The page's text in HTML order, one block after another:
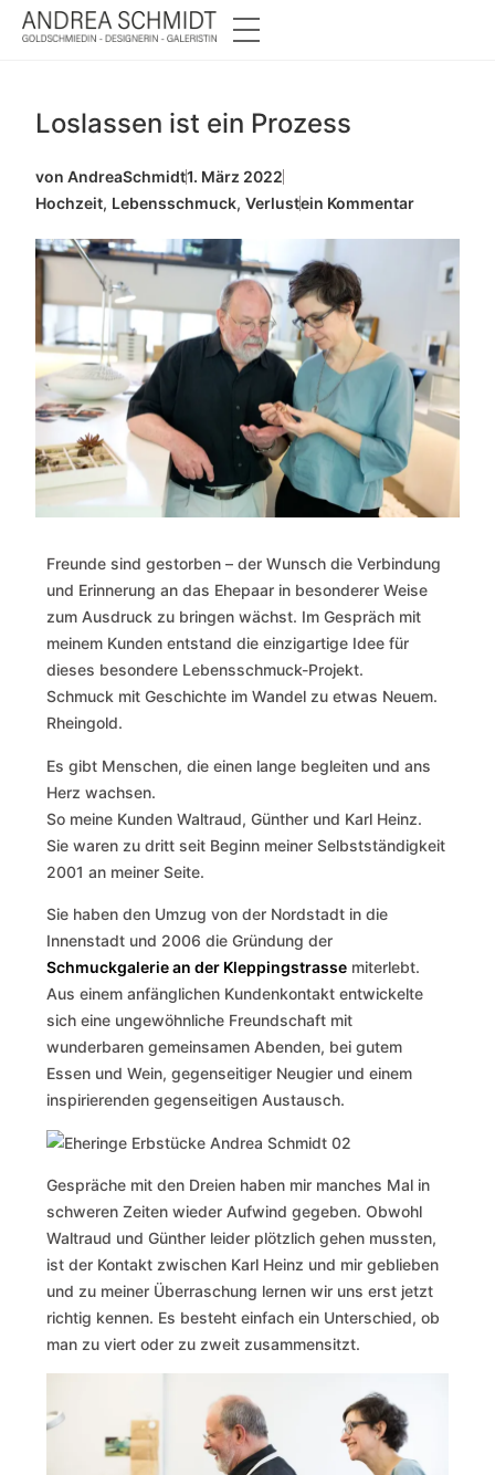
Loslassen ist ein Prozess
von AndreaSchmidt1. März 2022
Hochzeit, Lebensschmuck,Verlustein Kommentar
Freunde sind gestorben – der Wunsch die Verbindung
und Erinnerung an das Ehepaar in besonderer Weise
zum Ausdruck zu bringen wächst. Im Gespräch mit
meinem Kunden entstand die einzigartige Idee für
dieses besondere Lebensschmuck-Projekt.
Schmuck mit Geschichte im Wandel zu etwas Neuem.
Rheingold.
Es gibt Menschen, die einen lange begleiten und ans
Herz wachsen.
So meine Kunden Waltraud, Günther und Karl Heinz.
Sie waren zu dritt seit Beginn meiner Selbstständigkeit
2001 an meiner Seite.
Sie haben den Umzug von der Nordstadt in die
Innenstadt und 2006 die Gründung der
Schmuckgalerie an der Kleppingstrasse miterlebt.
Aus einem anfänglichen Kundenkontakt entwickelte
sich eine ungewöhnliche Freundschaft mit
wunderbaren gemeinsamen Abenden, bei gutem
Essen und Wein, gegenseitiger Neugier und einem
inspirierenden gegenseitigen Austausch.
Gespräche mit den Dreien haben mir manches Mal in
schweren Zeiten wieder Aufwind gegeben. Obwohl
Waltraud und Günther leider plötzlich gehen mussten,
ist der Kontakt zwischen Karl Heinz und mir geblieben
und zu meiner Überraschung lernen wir uns erst jetzt
richtig kennen. Es besteht einfach ein Unterschied, ob
man zu viert oder zu zweit zusammensitzt.